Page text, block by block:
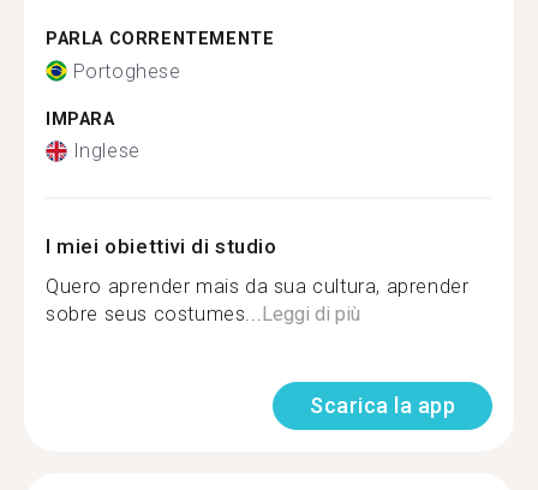
PARLA CORRENTEMENTE
Portoghese
IMPARA
Inglese
I miei obiettivi di studio
Quero aprender mais da sua cultura, aprender
sobre seus costumes...Leggi di più
Scarica la app